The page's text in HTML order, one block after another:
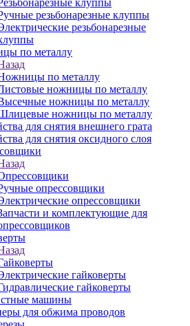
клуппы
резьбонарезные клуппы
резьбонарезные
по металлу
по металлу
ножницы по металлу
ножницы по металлу
ножницы по металлу
для снятия внешнего грата
для снятия оксидного слоя
опрессовщики
опрессовщики
и комплектующие для
гайковерты
гайковерты
машины
для обжима проводов